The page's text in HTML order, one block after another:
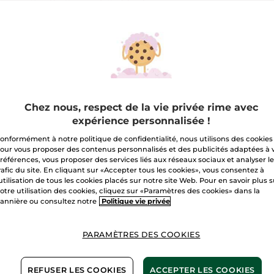
Crème
€
Supra essence
correctrice jour -
(1020)
65,90 €
Anti-
Chez nous, respect de la vie privée rime avec
expérience personnalisée !
à notre politique de confidentialité, nous utilisons des cookies
vous proposer des contenus personnalisés et des publicités adaptées à
vous proposer des services liés aux réseaux sociaux et analyser le
du site. En cliquant sur «Accepter tous les cookies», vous consentez à
de tous les cookies placés sur notre site Web. Pour en savoir plus
utilisation des cookies, cliquez sur «Paramètres des cookies» dans la
ou consultez notre
Politique vie privée
PARAMÈTRES DES COOKIES
REFUSER LES COOKIES ACCEPTER LES COOKIES